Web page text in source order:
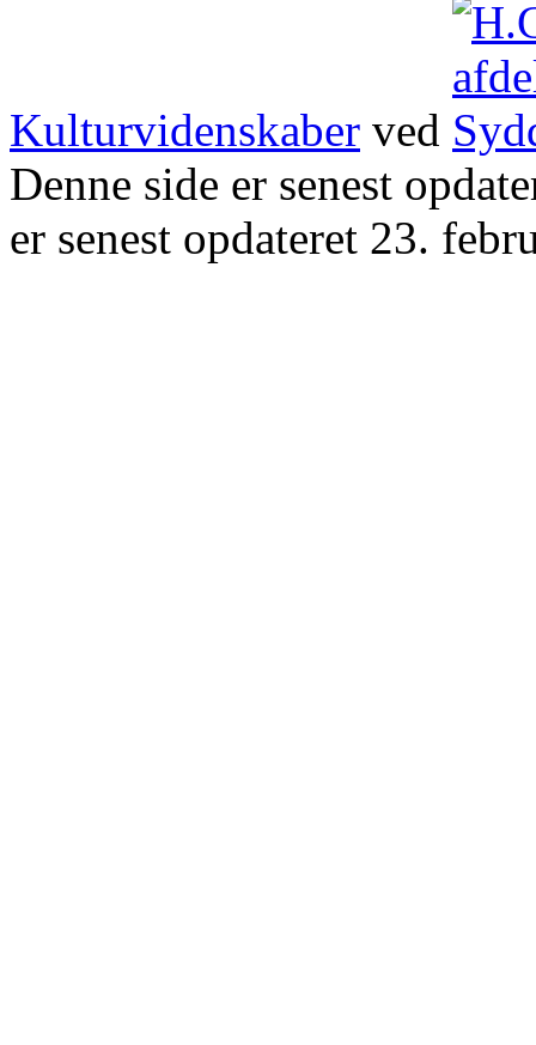
Kulturvidenskaber ved
Denne side er senest
er senest opdateret 23.